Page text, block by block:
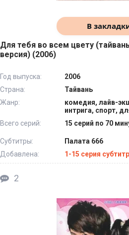
В
Для тебя во всем цвету
версия) (2006)
Год выпуска:
2006
Страна:
Тайвань
Жанр:
комедия, лайв-
интрига, спорт,
Всего серий:
15 серий по 70
Субтитры:
Палата 666
Добавлена:
1-15 серия
2